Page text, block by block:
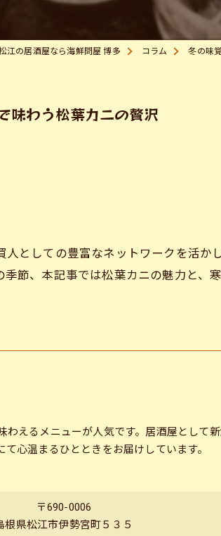
江の居酒屋なら海鮮問屋 博多 コラム 冬の味
味わう松葉カニの贅沢
としての豊富なネットワークを活か
節、本記事では松葉カニの魅力と、
わえるメニューが人気です。居酒屋として
心温まるひとときをお届けしています。
〒690-0006
根県松江市伊勢宮町５３５